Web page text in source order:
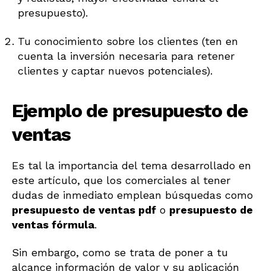
presupuesto).
Tu conocimiento sobre los clientes (ten en
cuenta la inversión necesaria para retener
clientes y captar nuevos potenciales).
Ejemplo de presupuesto de
ventas
Es tal la importancia del tema desarrollado en
este artículo, que los comerciales al tener
dudas de inmediato emplean búsquedas como
presupuesto de ventas pdf o presupuesto de
ventas fórmula.
Sin embargo, como se trata de poner a tu
alcance información de valor y su aplicación